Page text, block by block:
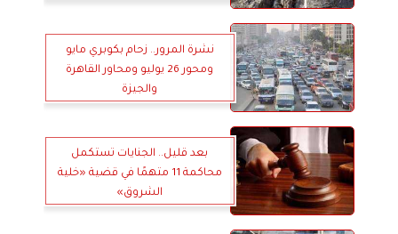
نشرة المرور.. زحام بكوبري مايو
ومحور 26 يوليو ومحاور القاهرة
والجيزة
بعد قليل.. الجنايات تستكمل
محاكمة 11 متهمًا في قضية «خلية
الشروق»